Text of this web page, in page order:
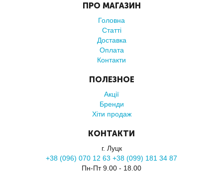
ПРО МАГАЗИН
Головна
Статті
Доставка
Оплата
Контакти
ПОЛЕЗНОЕ
Акції
Бренди
Хіти продаж
КОНТАКТИ
г. Луцк
+38 (096) 070 12 63 +38 (099) 181 34 87
Пн-Пт 9.00 - 18.00